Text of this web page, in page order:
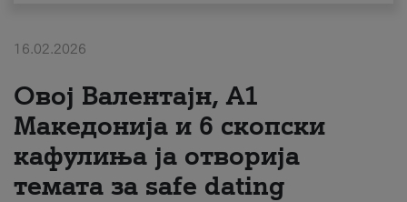
#ПодобарОнлајн
16.02.2026
Овој Валентајн, A1
Македонија и 6 скопски
кафулиња ја отворија
темата за safe dating